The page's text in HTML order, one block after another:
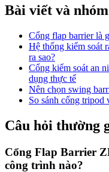
Bài viết và
Cổng flap barrier là
Hệ thống kiểm soát
ra sao?
Cổng kiểm soát an
dụng thực tế
Nên chọn swing
So sánh cổng tripod
Câu hỏi thường
Cổng Flap Barrier
công trình nào?